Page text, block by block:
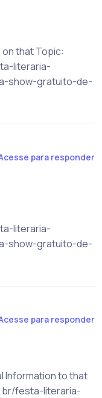
on that Topic:
literaria-
show-gratuito-de-
para responder
literaria-
show-gratuito-de-
para responder
Information to that
festa-literaria-